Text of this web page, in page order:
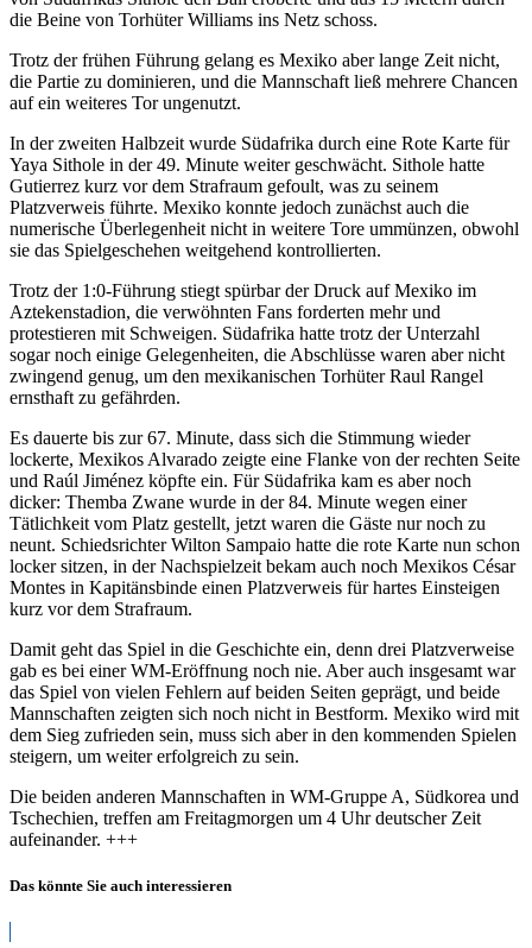
die Beine von Torhüter Williams ins Netz schoss.
Trotz der frühen Führung gelang es Mexiko aber lange Zeit nicht,
die Partie zu dominieren, und die Mannschaft ließ mehrere Chancen
auf ein weiteres Tor ungenutzt.
In der zweiten Halbzeit wurde Südafrika durch eine Rote Karte für
Yaya Sithole in der 49. Minute weiter geschwächt. Sithole hatte
Gutierrez kurz vor dem Strafraum gefoult, was zu seinem
Platzverweis führte. Mexiko konnte jedoch zunächst auch die
numerische Überlegenheit nicht in weitere Tore ummünzen, obwohl
sie das Spielgeschehen weitgehend kontrollierten.
Trotz der 1:0-Führung stiegt spürbar der Druck auf Mexiko im
Aztekenstadion, die verwöhnten Fans forderten mehr und
protestieren mit Schweigen. Südafrika hatte trotz der Unterzahl
sogar noch einige Gelegenheiten, die Abschlüsse waren aber nicht
zwingend genug, um den mexikanischen Torhüter Raul Rangel
ernsthaft zu gefährden.
Es dauerte bis zur 67. Minute, dass sich die Stimmung wieder
lockerte, Mexikos Alvarado zeigte eine Flanke von der rechten Seite
und Raúl Jiménez köpfte ein. Für Südafrika kam es aber noch
dicker: Themba Zwane wurde in der 84. Minute wegen einer
Tätlichkeit vom Platz gestellt, jetzt waren die Gäste nur noch zu
neunt. Schiedsrichter Wilton Sampaio hatte die rote Karte nun schon
locker sitzen, in der Nachspielzeit bekam auch noch Mexikos César
Montes in Kapitänsbinde einen Platzverweis für hartes Einsteigen
kurz vor dem Strafraum.
Damit geht das Spiel in die Geschichte ein, denn drei Platzverweise
gab es bei einer WM-Eröffnung noch nie. Aber auch insgesamt war
das Spiel von vielen Fehlern auf beiden Seiten geprägt, und beide
Mannschaften zeigten sich noch nicht in Bestform. Mexiko wird mit
dem Sieg zufrieden sein, muss sich aber in den kommenden Spielen
steigern, um weiter erfolgreich zu sein.
Die beiden anderen Mannschaften in WM-Gruppe A, Südkorea und
Tschechien, treffen am Freitagmorgen um 4 Uhr deutscher Zeit
aufeinander. +++
Das könnte Sie auch interessieren